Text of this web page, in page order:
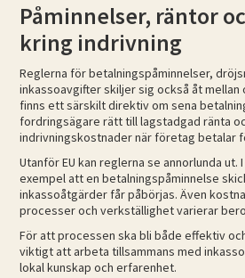
Påminnelser, räntor
kring indrivning
Reglerna för betalningspåminnelser,
inkassoavgifter skiljer sig också åt mellan
finns ett särskilt direktiv om sena
fordringsägare rätt till lagstadgad ränta
indrivningskostnader när företag betalar
Utanför EU kan reglerna se annorlunda ut.
exempel att en betalningspåminnelse
inkassoåtgärder får påbörjas. Även
processer och verkställighet varierar
För att processen ska bli både effektiv
viktigt att arbeta tillsammans med
lokal kunskap och erfarenhet.